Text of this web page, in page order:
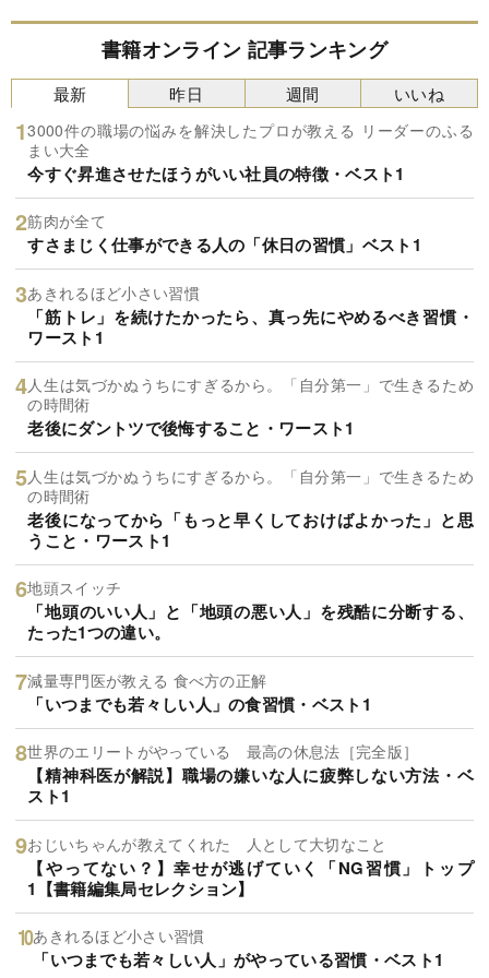
書籍オンライン 記事ランキング
最新
3000件の職場の悩みを解決したプロが教える リーダーのふる
まい大全
今すぐ昇進させたほうがいい社員の特徴・ベスト1
筋肉が全て
すさまじく仕事ができる人の「休日の習慣」ベスト1
あきれるほど小さい習慣
「筋トレ」を続けたかったら、真っ先にやめるべき習慣・
ワースト1
人生は気づかぬうちにすぎるから。「自分第一」で生きるため
の時間術
老後にダントツで後悔すること・ワースト1
人生は気づかぬうちにすぎるから。「自分第一」で生きるため
の時間術
老後になってから「もっと早くしておけばよかった」と思
うこと・ワースト1
地頭スイッチ
「地頭のいい人」と「地頭の悪い人」を残酷に分断する、
たった1つの違い。
減量専門医が教える 食べ方の正解
「いつまでも若々しい人」の食習慣・ベスト1
世界のエリートがやっている 最高の休息法［完全版］
【精神科医が解説】職場の嫌いな人に疲弊しない方法・ベ
スト1
おじいちゃんが教えてくれた 人として大切なこと
【やってない？】幸せが逃げていく「NG習慣」トップ
1【書籍編集局セレクション】
あきれるほど小さい習慣
「いつまでも若々しい人」がやっている習慣・ベスト1
昨日 週間 いいね